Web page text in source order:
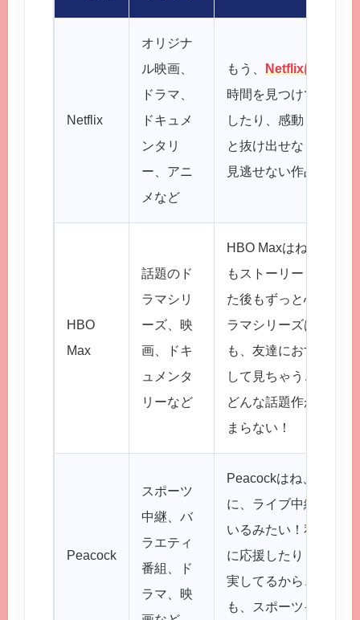
Netflix
オリジナ
ル映画、
ドラマ、
ドキュメ
ンタリ
ー、アニ
メなど
もう、 Netflixはオリジ
時間を見つけては、
したり、感動したり…
と抜け出せなくなっ
見逃せない作品がた
HBO
Max
話題のド
ラマシリ
ーズ、映
画、ドキ
ュメンタ
リーなど
HBO Maxはね、
もストーリーも、こ
た後もずっと心に残
ラマシリーズは、一
も、友達におすすめ
して見ちゃうことが
どんな話題作が登場
まらない！
Peacock
スポーツ
中継、バ
ラエティ
番組、ド
ラマ、映
Peacockはね、
に、ライブ中継は臨
いるみたい！私も、
に応援したりしてるん
実してるから、気分
も、スポーツイベン